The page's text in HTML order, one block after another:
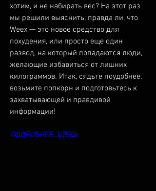
хотим, и не набирать вес? На этот раз
мы решили выяснить, правда ли, что
Weex — это новое средство для
похудения, или просто еще один
развод, на который попадаются люди,
желающие избавиться от лишних
килограммов. Итак, сядьте поудобнее,
возьмите попкорн и подготовьтесь к
захватывающей и правдивой
информации!
ПОДРОБНЕЕ ЗДЕСЬ